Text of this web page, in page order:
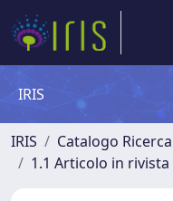
IRIS
IRIS Catalogo Ricerca
1.1 Articolo in rivista